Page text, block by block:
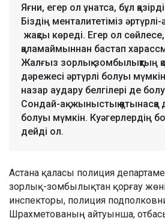
Яғни, егер ол ұнатса, бұл
Біздің менталитетіміз
жақсы көреді. Егер ол
қаламаймыннан бастап
Жалғыз зорлық-зомбылықтың
дәрежесі әртүрлі болуы
назар аудару белгілері де
Сондай-ақ жыныстық
болуы мүмкін. Куәгерлердің
дейді ол.
Астана қаласы полиция
зорлық-зомбылықтан қорғау
инспекторы, полиция
Шрахметованың айтуынша,